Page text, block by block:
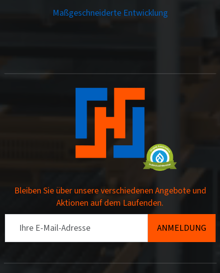
Maßgeschneiderte Entwicklung
Bleiben Sie über unsere verschiedenen Angebote und
Aktionen auf dem Laufenden.